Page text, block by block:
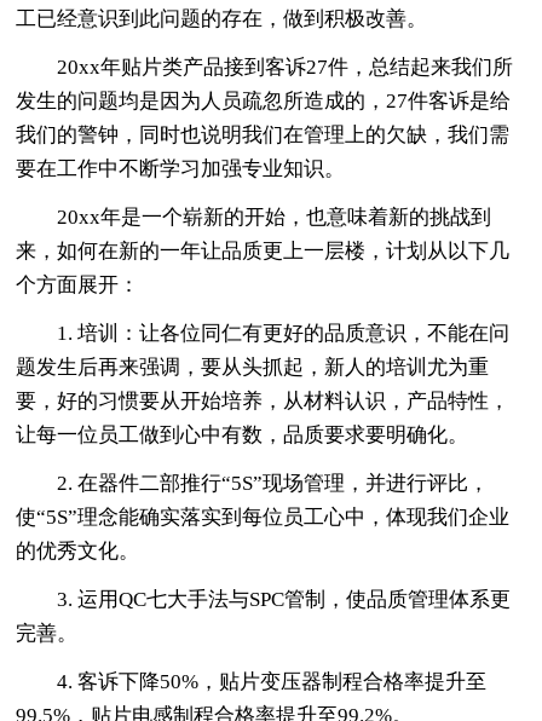
工已经意识到此问题的存在，做到积极改善。
20xx年贴片类产品接到客诉27件，总结起来我们所
发生的问题均是因为人员疏忽所造成的，27件客诉是给
我们的警钟，同时也说明我们在管理上的欠缺，我们需
要在工作中不断学习加强专业知识。
20xx年是一个崭新的开始，也意味着新的挑战到
来，如何在新的一年让品质更上一层楼，计划从以下几
个方面展开：
1. 培训：让各位同仁有更好的品质意识，不能在问
题发生后再来强调，要从头抓起，新人的培训尤为重
要，好的习惯要从开始培养，从材料认识，产品特性，
让每一位员工做到心中有数，品质要求要明确化。
2. 在器件二部推行“5S”现场管理，并进行评比，
使“5S”理念能确实落实到每位员工心中，体现我们企业
的优秀文化。
3. 运用QC七大手法与SPC管制，使品质管理体系更
完善。
4. 客诉下降50%，贴片变压器制程合格率提升至
99.5%，贴片电感制程合格率提升至99.2%。